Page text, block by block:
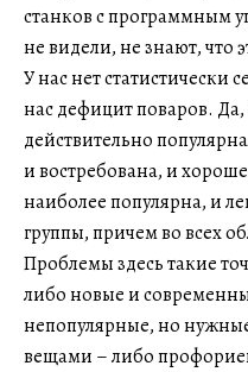
станков с программным
не видели, не знают, что
У нас нет статистически
нас дефицит поваров. Да,
действительно
и востребована, и
наиболее популярна, и
группы, причем во всех
Проблемы здесь такие
либо новые и
непопулярные, но
вещами – либо